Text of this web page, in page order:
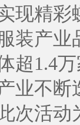
现精
装产
超1.4
业不
次活